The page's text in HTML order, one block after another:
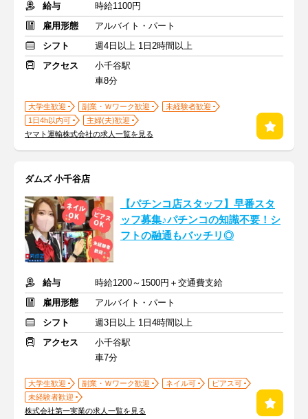
給与
時給1100円
雇用形態
アルバイト・パート
シフト
週4日以上 1日2時間以上
アクセス
小千谷駅
車8分
大学生歓迎 副業・Ｗワーク歓迎
未経験者歓迎
1日4h以内可
主婦(夫)歓迎
ヤマト運輸株式会社の求人一覧を見る
ダムズ 小千谷店
【パチンコ店スタッフ】早番スタ
ッフ募集♪パチンコの知識不要！シ
フトの融通もバッチリ◎
給与
時給1200～1500円＋交通費支給
雇用形態
アルバイト・パート
シフト
週3日以上 1日4時間以上
アクセス
小千谷駅
車7分
大学生歓迎 副業・Ｗワーク歓迎 ネイル可
ピアス可
未経験者歓迎
株式会社第一実業の求人一覧を見る